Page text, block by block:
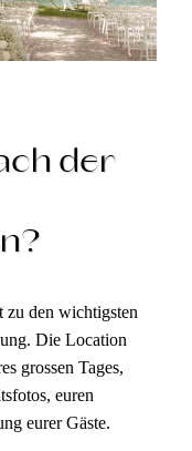
der
zu den wichtigsten
Die Location
grossen Tages,
euren
eurer Gäste.